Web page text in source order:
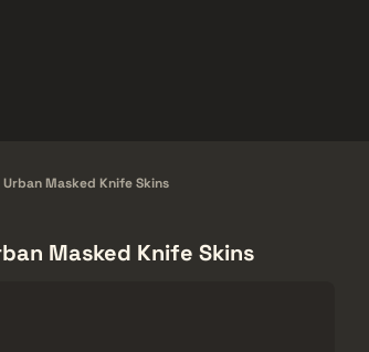
Urban Masked Knife Skins
Masked Knife Skins